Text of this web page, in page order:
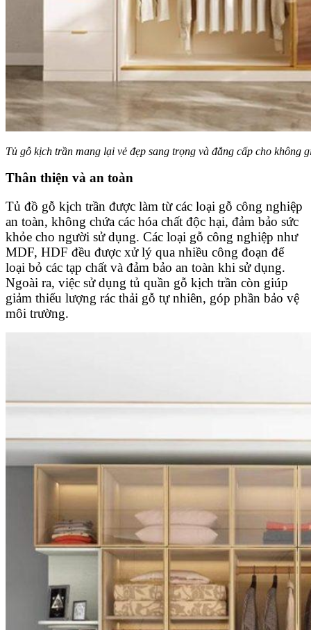
Tủ gỗ kịch trần mang lại vẻ đẹp sang trọng và đẳng cấp cho không
Thân thiện và an toàn
Tủ đồ gỗ kịch trần được làm từ các loại gỗ công nghiệp
an toàn, không chứa các hóa chất độc hại, đảm bảo sức
khỏe cho người sử dụng. Các loại gỗ công nghiệp như
MDF, HDF đều được xử lý qua nhiều công đoạn để
loại bỏ các tạp chất và đảm bảo an toàn khi sử dụng.
Ngoài ra, việc sử dụng tủ quần gỗ kịch trần còn giúp
giảm thiểu lượng rác thải gỗ tự nhiên, góp phần bảo vệ
môi trường.